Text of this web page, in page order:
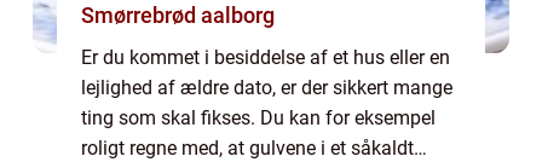
Smørrebrød aalborg
Er du kommet i besiddelse af et hus eller en
lejlighed af ældre dato, er der sikkert mange
ting som skal fikses. Du kan for eksempel
roligt regne med, at gulvene i et såkaldt